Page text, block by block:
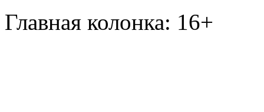
Главная колонка: 16+